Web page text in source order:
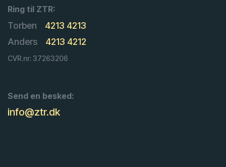
Ring til ZTR:
Torben
4213 4213
Anders
4213 4212
CVR.nr: 37263206
Send en besked:
info@ztr.dk